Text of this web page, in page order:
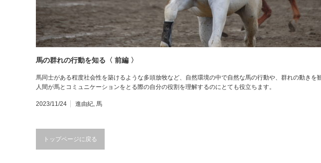
馬の群れの行動を知る〈 前編 〉
馬同士がある程度社会性を築けるような多頭放牧など、自然環境の中で自然な馬の行動や、群れの動きを
人間が馬とコミュニケーションをとる際の自分の役割を理解するのにとても役立ちます。
2023/11/24 進由紀, 馬
トップページに戻る